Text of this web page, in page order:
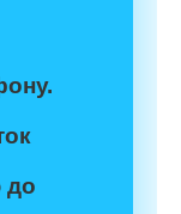
до